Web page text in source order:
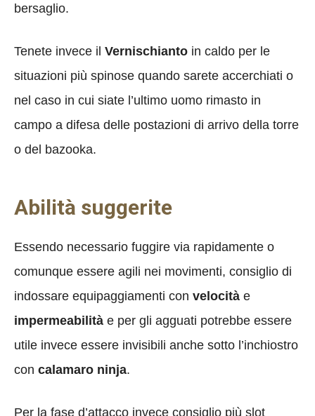
bersaglio.
Tenete invece il Vernischianto in caldo per le
situazioni più spinose quando sarete accerchiati o
nel caso in cui siate l’ultimo uomo rimasto in
campo a difesa delle postazioni di arrivo della torre
o del bazooka.
Abilità suggerite
Essendo necessario fuggire via rapidamente o
comunque essere agili nei movimenti, consiglio di
indossare equipaggiamenti con velocità e
impermeabilità e per gli agguati potrebbe essere
utile invece essere invisibili anche sotto l’inchiostro
con calamaro ninja.
Per la fase d’attacco invece consiglio più slot